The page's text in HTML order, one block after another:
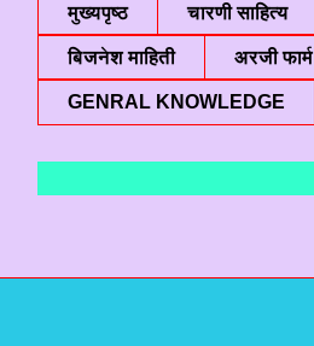
मुख्यपृष्ठ चारणी साहित्य
बिजनेश माहिती अरजी फार्म
GENRAL KNOWLEDGE